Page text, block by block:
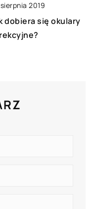
2019
dobiera się okulary